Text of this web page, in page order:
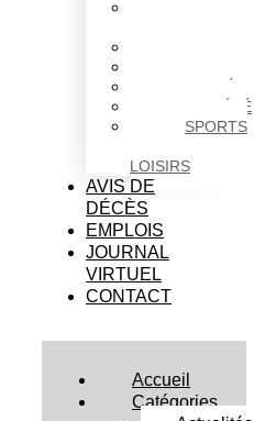
SOCIÉTÉ
SPORTS
LOISIRS
AVIS DE
DÉCÈS
EMPLOIS
JOURNAL
VIRTUEL
CONTACT
Accueil
Catégories